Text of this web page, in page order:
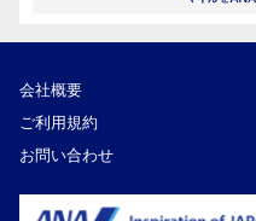
会社概要
ご利用規約
お問い合わせ